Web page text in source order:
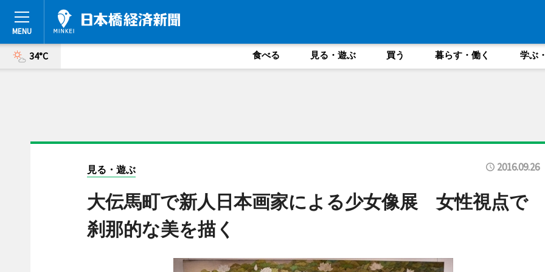
34°C 食べる 見る・遊ぶ 買う 暮らす・働く 学ぶ
見る・遊ぶ 2016.09.26
大伝馬町で新人日本画家による少女像展 女性視点で
刹那的な美を描く